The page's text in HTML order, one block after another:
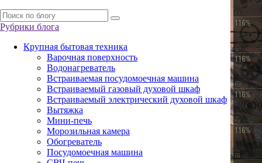
Рубрики блога
Крупная бытовая техника
Варочная поверхность
Водонагреватель
Встраиваемая посудомоечная машина
Встраиваемый газовый духовой шкаф
Встраиваемый электрический духовой шкаф
Вытяжка
Мини-печь
Морозильная камера
Обогреватель
Посудомоечная машина